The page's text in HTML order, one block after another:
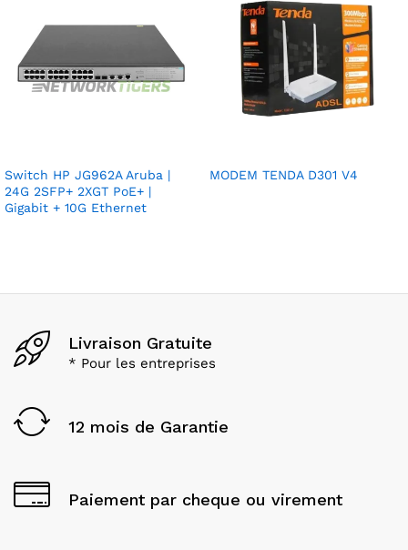
Switch HP JG962A Aruba |
24G 2SFP+ 2XGT PoE+ |
Gigabit + 10G Ethernet
MODEM TENDA D301 V4
Livraison Gratuite
* Pour les entreprises
12 mois de Garantie
Paiement par cheque ou virement